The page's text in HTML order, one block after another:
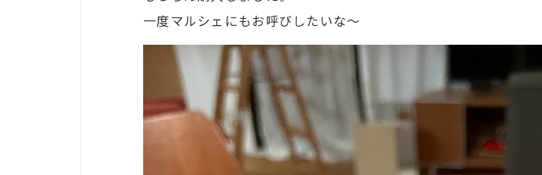
一度マルシェにもお呼びしたいな～